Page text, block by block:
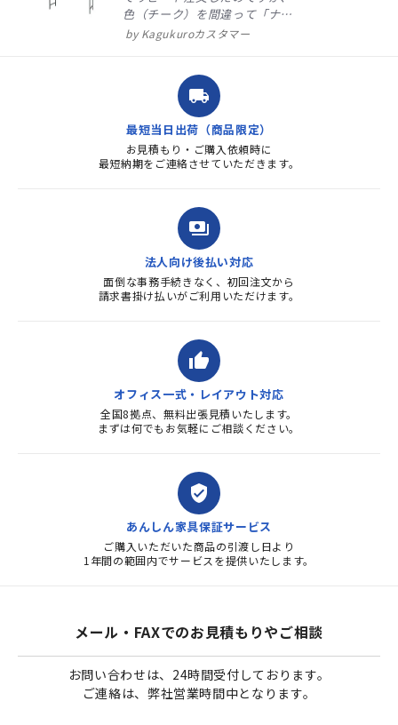
色（チーク）を間違って「ナチ
ュラル」としてしまいました。
ました。商品到着も早く、品
質・使いやすさで満足していま
す。また、リピートするときは
よろしくお...
Kagukuroカスタマー
local_shipping
最短当日出荷（商品限定）
お見積もり・ご購入依頼時に
最短納期をご連絡させていただきます。
payments
法人向け後払い対応
面倒な事務手続きなく、初回注文から
請求書掛け払いがご利用いただけます。
thumb_up
オフィス一式・レイアウト対応
全国8拠点、無料出張見積いたします。
まずは何でもお気軽にご相談ください。
verified_user
あんしん家具保証サービス
ご購入いただいた商品の引渡し日より
1年間の範囲内でサービスを提供いたします。
メール・FAXでのお見積もりやご相談
お問い合わせは、24時間受付しております。
ご連絡は、弊社営業時間中となります。